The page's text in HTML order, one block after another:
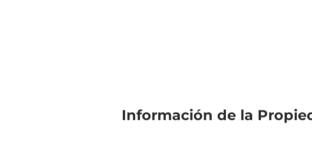
Información de la